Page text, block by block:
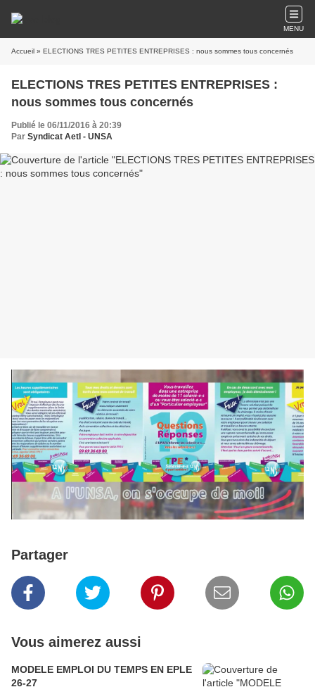
MENU
Accueil » ELECTIONS TRES PETITES ENTREPRISES : nous sommes tous concernés
ELECTIONS TRES PETITES ENTREPRISES :
nous sommes tous concernés
Publié le 06/11/2016 à 20:39
Par Syndicat AetI - UNSA
Partager
Vous aimerez aussi
MODELE EMPLOI DU TEMPS EN EPLE
26-27